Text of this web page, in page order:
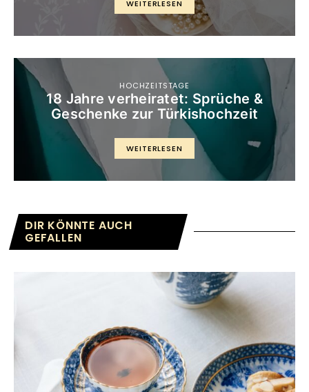
WEITERLESEN
HOCHZEITSTAGE
18 Jahre verheiratet: Sprüche &
Geschenke zur Türkishochzeit
WEITERLESEN
DIR KÖNNTE AUCH
GEFALLEN